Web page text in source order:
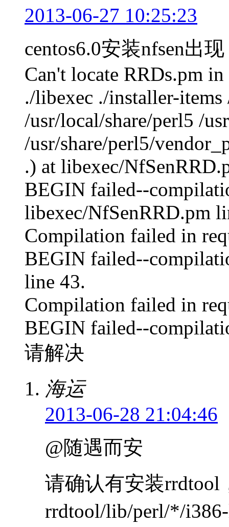
2013-06-27 10:25:23
centos6.0安装nfsen出现
Can't locate RRDs.pm
./libexec ./installer-
/usr/local/share/perl5 /
/usr/share/perl5/
.) at libexec/
BEGIN failed--
libexec/NfSenRRD.pm
Compilation failed in
BEGIN failed--
line 43.
Compilation failed in
BEGIN failed--
请解决
海运
2013-06-28 21:04:46
@随遇而安
请确认有安装rrdtool
rrdtool/lib/perl/*/